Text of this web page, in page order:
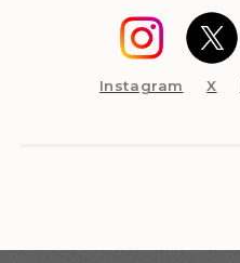
Instagram X